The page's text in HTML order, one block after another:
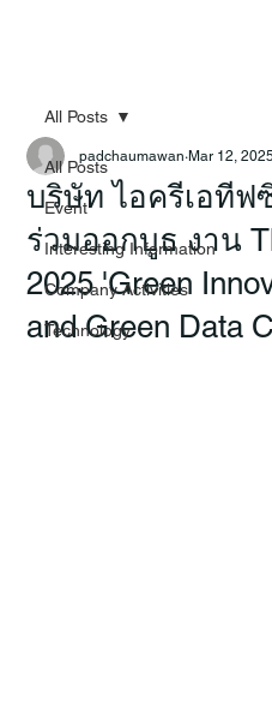
All Posts
Event
Interesting Information
Company Activities
Technology
All Posts
บริษัท ไอครีเอทีฟ
ร่วมออกบูธ งาน
2025 'Green
and Green Data
padchaumawan Mar 12,